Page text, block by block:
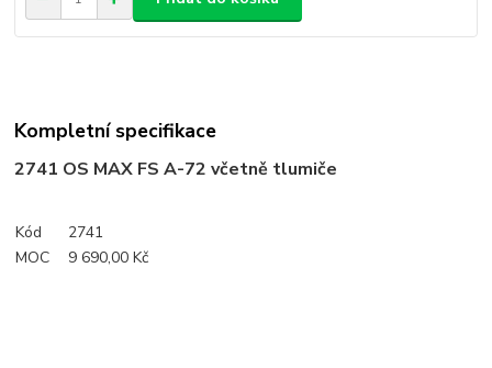
Kompletní specifikace
2741 OS MAX FS A-72 včetně tlumiče
Kód
2741
MOC
9 690,00 Kč